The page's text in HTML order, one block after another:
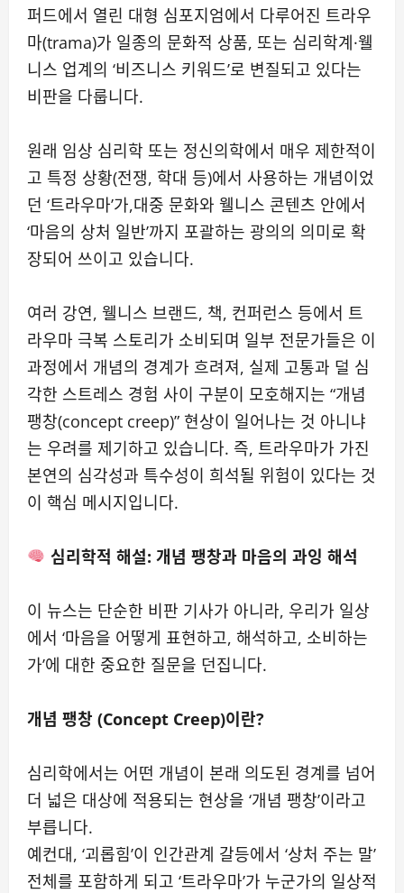
퍼드에서 열린 대형 심포지엄에서 다루어진 트라우
마(trama)가 일종의 문화적 상품, 또는 심리학계·웰
니스 업계의 ‘비즈니스 키워드’로 변질되고 있다는
비판을 다룹니다.
원래 임상 심리학 또는 정신의학에서 매우 제한적이
고 특정 상황(전쟁, 학대 등)에서 사용하는 개념이었
던 ‘트라우마’가,대중 문화와 웰니스 콘텐츠 안에서
‘마음의 상처 일반’까지 포괄하는 광의의 의미로 확
장되어 쓰이고 있습니다.
여러 강연, 웰니스 브랜드, 책, 컨퍼런스 등에서 트
라우마 극복 스토리가 소비되며 일부 전문가들은 이
과정에서 개념의 경계가 흐려져, 실제 고통과 덜 심
각한 스트레스 경험 사이 구분이 모호해지는 “개념
팽창(concept creep)” 현상이 일어나는 것 아니냐
는 우려를 제기하고 있습니다. 즉, 트라우마가 가진
본연의 심각성과 특수성이 희석될 위험이 있다는 것
이 핵심 메시지입니다.
심리학적 해설: 개념 팽창과 마음의 과잉 해석
이 뉴스는 단순한 비판 기사가 아니라, 우리가 일상
에서 ‘마음을 어떻게 표현하고, 해석하고, 소비하는
가’에 대한 중요한 질문을 던집니다.
개념 팽창 (Concept Creep)이란?
심리학에서는 어떤 개념이 본래 의도된 경계를 넘어
더 넓은 대상에 적용되는 현상을 ‘개념 팽창’이라고
부릅니다.
예컨대, ‘괴롭힘’이 인간관계 갈등에서 ‘상처 주는 말’
전체를 포함하게 되고 ‘트라우마’가 누군가의 일상적